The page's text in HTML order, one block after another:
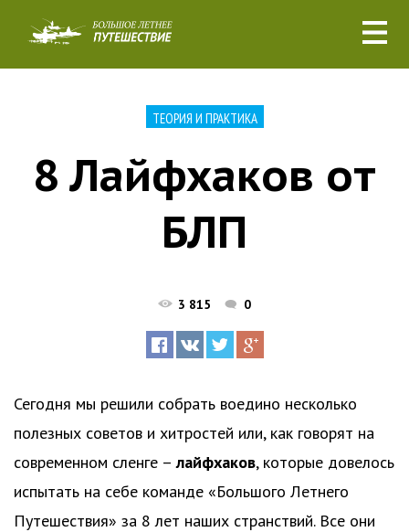
ТЕОРИЯ И ПРАКТИКА
8 Лайфхаков от
БЛП
3 815 0
Сегодня мы решили собрать воедино несколько
полезных советов и хитростей или, как говорят на
современном сленге –лайфхаков, которые довелось
испытать на себе команде «Большого Летнего
Путешествия» за 8 лет наших странствий. Все они